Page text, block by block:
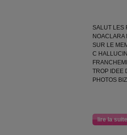
SALUT LES
NOACLARA
SUR LE
C
TROP IDEE
PHOTOS
lire la suite